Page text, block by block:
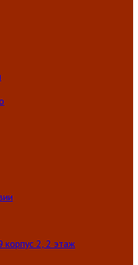
корпус 2, 2 этаж